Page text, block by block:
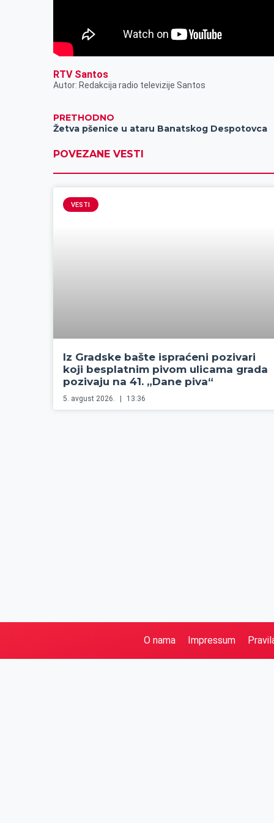
RTV Santos
Autor: Redakcija radio televizije Santos
PRETHODNO
Žetva pšenice u ataru Banatskog Despotovca
POVEZANE VESTI
VESTI
Iz Gradske bašte ispraćeni pozivari
koji besplatnim pivom ulicama grada
pozivaju na 41. „Dane piva“
5. avgust 2026. 13:36
O nama Impressum